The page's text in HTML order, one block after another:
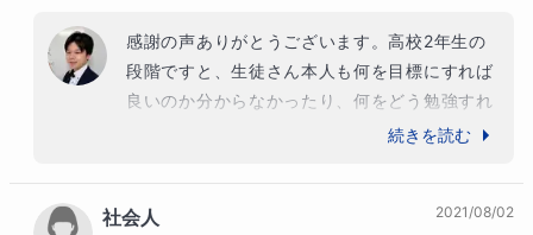
感謝の声ありがとうございます。高校2年生の
段階ですと、生徒さん本人も何を目標にすれば
良いのか分からなかったり、何をどう勉強すれ
ば良いのか分からなかったりされます。そのた
習事項を提示してそれをコンスタントに実行し
てもらっています。そうすれば最終目標にもお
続きを読む
社会人 2021/08/02